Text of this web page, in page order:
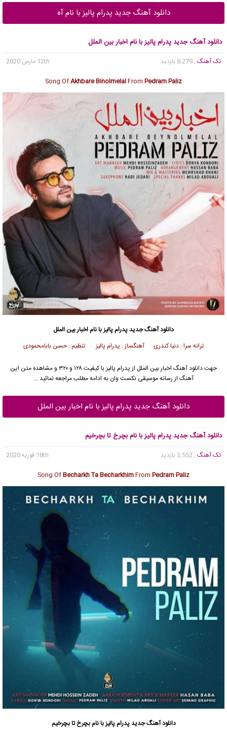
دانلود آهنگ جدید پدرام پالیز با نام آه
دانلود آهنگ جدید پدرام پالیز با نام اخبار بین الملل
تک آهنگ , 8,279 بازدید
12th مارس 2020
Song OfAkhbare BinolmelalFrom Pedram Paliz
دانلود آهنگ جدیدپدرام پالیزبا نام اخبار بین الملل
ترانه سرا : دنیا کندری آهنگساز : پدرام پالیز تنظیم : حسن بابامحمودی
جهت دانلود آهنگ اخبار بین الملل از پدرام پالیز
با کیفیت ۱۲۸ و ۳۲۰ و مشاهده متن این
آهنگ از رسانه موسیقی نکست وان به ادامه مطلب مراجعه نمائید …
دانلود آهنگ جدید پدرام پالیز با نام اخبار بین الملل
دانلود آهنگ جدید پدرام پالیز با نام بچرخ تا بچرخیم
تک آهنگ , 2,552 بازدید
18th فوریه 2020
Song OfBecharkh Ta BecharkhimFrom Pedram Paliz
دانلود آهنگ جدیدپدرام پالیز با نام بچرخ تا بچرخیم